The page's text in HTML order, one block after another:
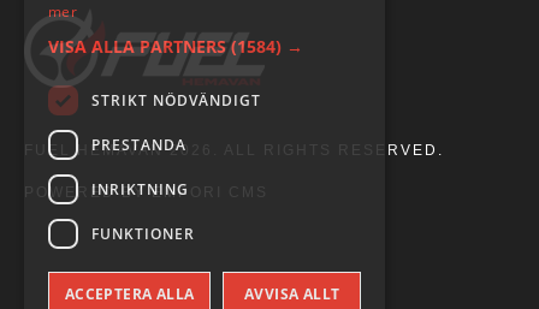
FUEL HEMAVAN 2026. ALL RIGHTS RESERVED.
POWERED BY EMPORI CMS
mer
VISA ALLA PARTNERS (1584) →
STRIKT NÖDVÄNDIGT
PRESTANDA
INRIKTNING
FUNKTIONER
ACCEPTERA ALLA AVVISA ALLT